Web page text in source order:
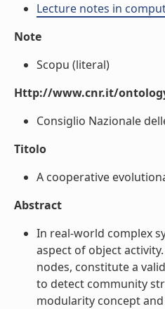
Lecture notes in
Note
Scopu (literal)
Http://www.cnr.it/
Consiglio Nazionale
Titolo
A cooperative
Abstract
In real-world complex
aspect of object
nodes, constitute a
to detect community
modularity concept